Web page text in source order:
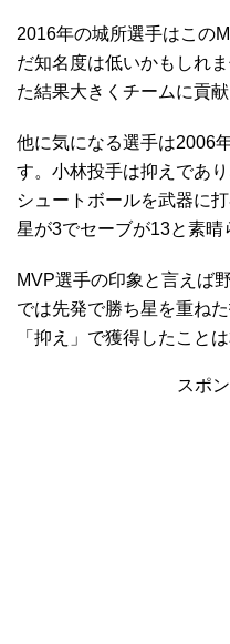
2016年の城所選手はこの
だ知名度は低いかもしれ
た結果大きくチームに貢
他に気になる選手は2006
す。小林投手は抑えであ
シュートボールを武器に
星が3でセーブが13と素晴
MVP選手の印象と言えば
では先発で勝ち星を重ね
「抑え」で獲得したこと
スポ